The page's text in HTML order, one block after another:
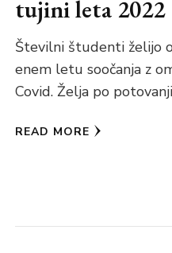
tujini leta 2022
Številni študenti želijo
enem letu soočanja z
Covid. Želja po
READ MORE